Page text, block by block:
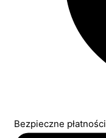
Bezpieczne płatności